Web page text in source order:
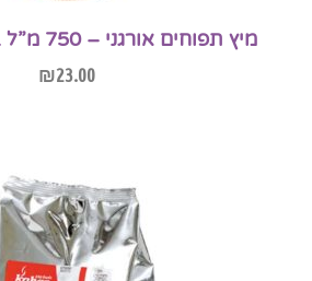
מיץ תפוחים אורגני – 750 מ”ל בד”ץ בית יוסף
₪23.00